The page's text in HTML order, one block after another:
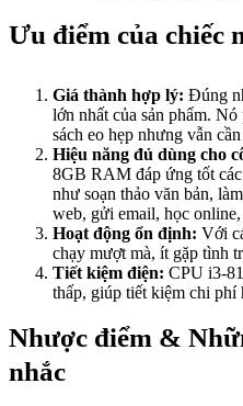
Ưu điểm của chiếc
Giá thành hợp lý: Đúng
lớn nhất của sản phẩm.
sách eo hẹp nhưng vẫn
Hiệu năng đủ dùng cho
8GB RAM đáp ứng tốt
như soạn thảo văn bản,
web, gửi email, học
Hoạt động ổn định: Với
chạy mượt mà, ít gặp tình
Tiết kiệm điện: CPU i3-
thấp, giúp tiết kiệm chi phí
Nhược điểm &
nhắc